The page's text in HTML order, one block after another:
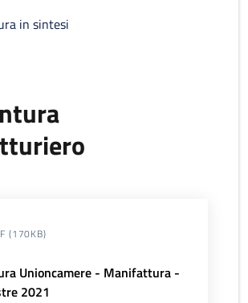
in sintesi
(170KB)
Unioncamere - Manifattura -
2021